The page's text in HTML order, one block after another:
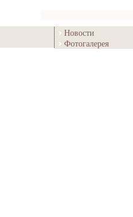
Новости
Фотогалерея